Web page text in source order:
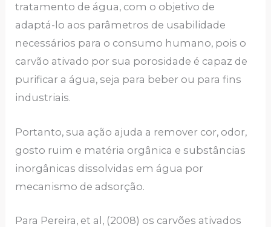
tratamento de água, com o objetivo de
adaptá-lo aos parâmetros de usabilidade
necessários para o consumo humano, pois o
carvão ativado por sua porosidade é capaz de
purificar a água, seja para beber ou para fins
industriais.
Portanto, sua ação ajuda a remover cor, odor,
gosto ruim e matéria orgânica e substâncias
inorgânicas dissolvidas em água por
mecanismo de adsorção.
Para Pereira, et al, (2008) os carvões ativados